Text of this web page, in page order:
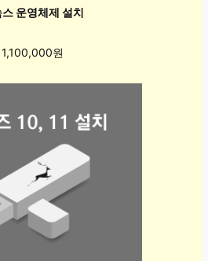
스 운영체제 설치
1,100,000원